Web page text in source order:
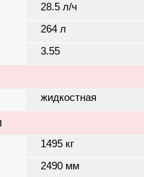
28.5 л/ч
264 л
3.55
жидкостная
1495 кг
2490 мм